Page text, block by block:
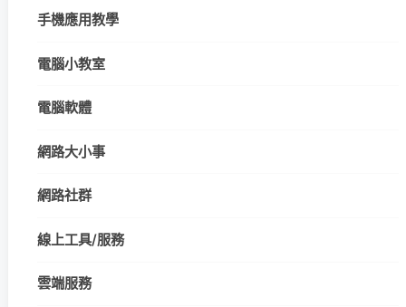
手機應用教學
電腦小教室
電腦軟體
網路大小事
網路社群
線上工具/服務
雲端服務